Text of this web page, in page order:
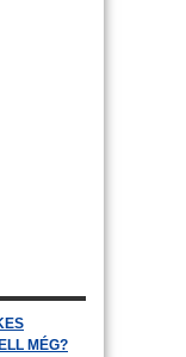
MÉG?